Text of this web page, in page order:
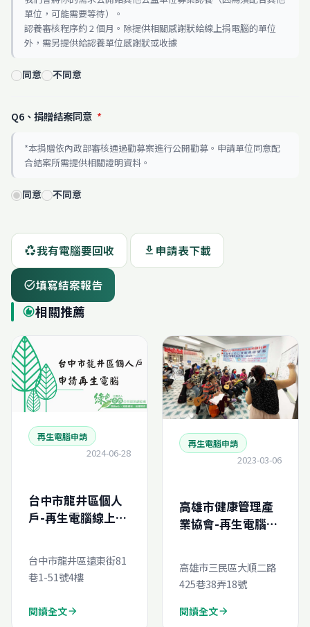
單位，可能需要等待）。
認養審核程序約 2 個月。除提供相關感謝狀給線上捐電腦的單位
外，需另提供給認養單位感謝狀或收據
同意 不同意
Q6、捐贈結案同意 *
*本捐贈依內政部審核通過勸募案進行公開勸募。申請單位同意配
合結案所需提供相關證明資料。
同意 不同意
recycling我有電腦要回收 download 申請表下載
task_alt填寫結案報告
recommend相關推薦
再生電腦申請
2024-06-28
台中市龍井區個人
戶-再生電腦線上申
台中市龍井區遠東街81
巷1-51號4樓
閱讀全文arrow_forward
再生電腦申請
2023-03-06
高雄市健康管理產
業協會-再生電腦線
高雄市三民區大順二路
425巷38弄18號
閱讀全文arrow_forward